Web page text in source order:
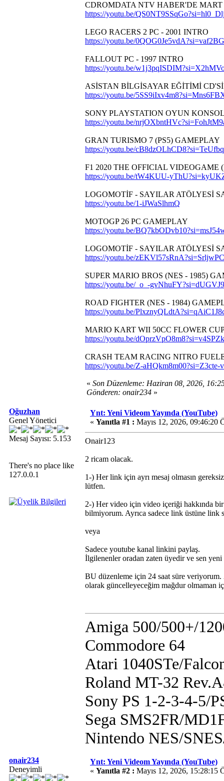
CDROMDATA NTV HABER'DE MART
https://youtu.be/
LEGO RACERS 2 PC - 2001 INTRO
https://youtu.be/
FALLOUT PC - 1997 INTRO
https://youtu.be/
ASİSTAN BİLGİSAYAR EĞİTİMİ
https://youtu.be/
SONY PLAYSTATION OYUN
https://youtu.be/
GRAN TURISMO 7 (PS5) GAMEPLAY
https://youtu.be/
F1 2020 THE OFFICIAL VIDEOGAME
https://youtu.be/tW4KUU-
LOGOMOTİF - SAYILAR ATÖLYESİ
https://youtu.be/1-iJWaSlhmQ
MOTOGP 26 PC GAMEPLAY
https://youtu.be/
LOGOMOTİF - SAYILAR ATÖLYESİ
https://youtu.be/
SUPER MARIO BROS (NES - 1985)
https://youtu.be/_o_-
ROAD FIGHTER (NES - 1984)
https://youtu.be/
MARIO KART WII 50CC FLOWER
https://youtu.be/
CRASH TEAM RACING NITRO
https://youtu.be/Z-aHQkm8m00?si=Z3cte-
« Son Düzenleme: Haziran 08, 2026,
Gönderen: onair234 »
Oğuzhan
Genel Yönetici
Mesaj Sayısı: 5.153
There's no place like
127.0.0.1
Ynt: Yeni Videom Yayında (YouTube)
« Yanıtla #1 : Mayıs 12, 2026, 09:46:20
Onair123
2 ricam olacak.
1-) Her link için ayrı mesaj olmasın
lütfen.
2-) Her video için video içeriği hakkında
bilmiyorum. Ayrıca sadece link üstüne link
veya
Sadece youtube kanal linkini paylaş.
İlgilenenler oradan zaten üyedir ve sen
BU düzenleme için 24 saat süre veriyorum.
olarak güncelleyeceğim mağdur olmaman
Amiga 500/500+/
Commodore 64
Atari 1040STe/
Roland MT-32
Sony PS 1-2-3-4-5/
Sega SMS2FR/
Nintendo NES/
onair234
Deneyimli
Ynt: Yeni Videom Yayında (YouTube)
« Yanıtla #2 : Mayıs 12, 2026, 15:28:15